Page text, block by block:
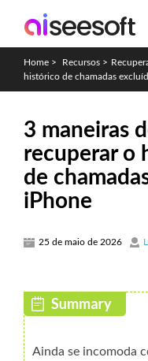
Home > Recursos >
histórico de chamadas
3 maneiras
recuperar o
de
iPhone
25 de maio de 2026
Ainda se incomoda